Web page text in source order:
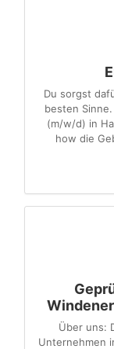
Du sorgst
besten
(m/w/d) in
how die
Über uns:
Unternehmen